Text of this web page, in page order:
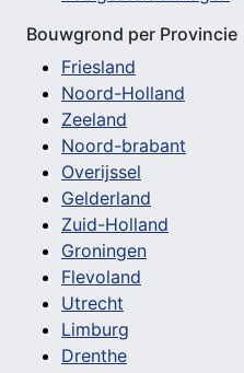
Bouwgrond per Provincie
Friesland
Noord-Holland
Zeeland
Noord-brabant
Overijssel
Gelderland
Zuid-Holland
Groningen
Flevoland
Utrecht
Limburg
Drenthe